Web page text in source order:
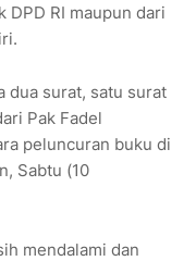
DPD RI maupun dari
dua surat, satu surat
Pak Fadel
peluncuran buku di
Sabtu (10
mendalami dan